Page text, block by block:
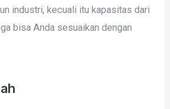
industri, kecuali itu kapasitas dari
bisa Anda sesuaikan dengan